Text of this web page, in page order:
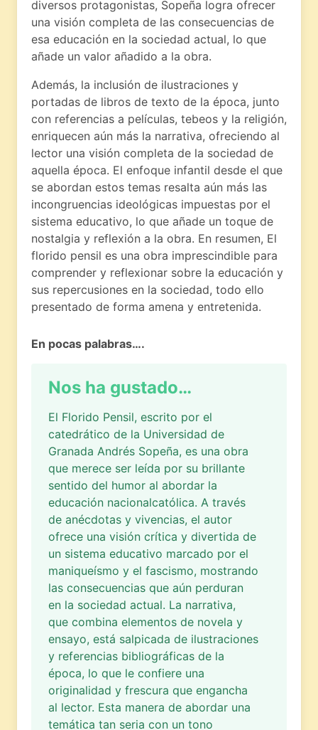
diversos protagonistas, Sopeña logra ofrecer
una visión completa de las consecuencias de
esa educación en la sociedad actual, lo que
añade un valor añadido a la obra.
Además, la inclusión de ilustraciones y
portadas de libros de texto de la época, junto
con referencias a películas, tebeos y la religión,
enriquecen aún más la narrativa, ofreciendo al
lector una visión completa de la sociedad de
aquella época. El enfoque infantil desde el que
se abordan estos temas resalta aún más las
incongruencias ideológicas impuestas por el
sistema educativo, lo que añade un toque de
nostalgia y reflexión a la obra. En resumen, El
florido pensil es una obra imprescindible para
comprender y reflexionar sobre la educación y
sus repercusiones en la sociedad, todo ello
presentado de forma amena y entretenida.
En pocas palabras….
Nos ha gustado…
El Florido Pensil, escrito por el
catedrático de la Universidad de
Granada Andrés Sopeña, es una obra
que merece ser leída por su brillante
sentido del humor al abordar la
educación nacionalcatólica. A través
de anécdotas y vivencias, el autor
ofrece una visión crítica y divertida de
un sistema educativo marcado por el
maniqueísmo y el fascismo, mostrando
las consecuencias que aún perduran
en la sociedad actual. La narrativa,
que combina elementos de novela y
ensayo, está salpicada de ilustraciones
y referencias bibliográficas de la
época, lo que le confiere una
originalidad y frescura que engancha
al lector. Esta manera de abordar una
temática tan seria con un tono